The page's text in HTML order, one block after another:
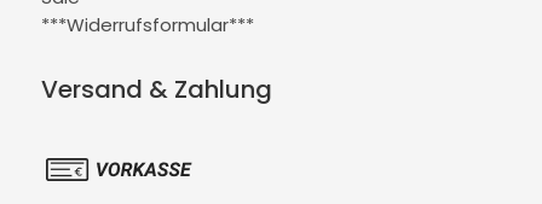
***Widerrufsformular***
Versand & Zahlung